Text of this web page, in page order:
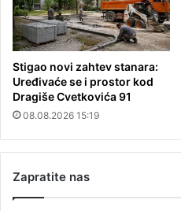
Stigao novi zahtev stanara:
Uređivaće se i prostor kod
Dragiše Cvetkovića 91
08.08.2026 15:19
Zapratite nas